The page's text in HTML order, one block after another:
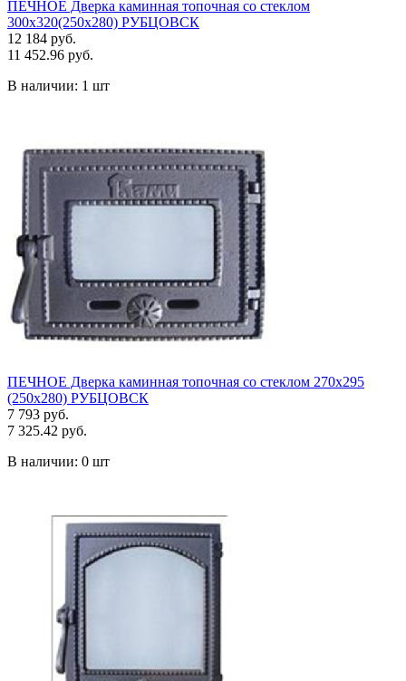
ПЕЧНОЕ Дверка каминная топочная со стеклом
300х320(250х280) РУБЦОВСК
12 184 руб.
11 452.96 руб.
В наличии: 1 шт
ПЕЧНОЕ Дверка каминная топочная со стеклом 270х295
(250х280) РУБЦОВСК
7 793 руб.
7 325.42 руб.
В наличии: 0 шт